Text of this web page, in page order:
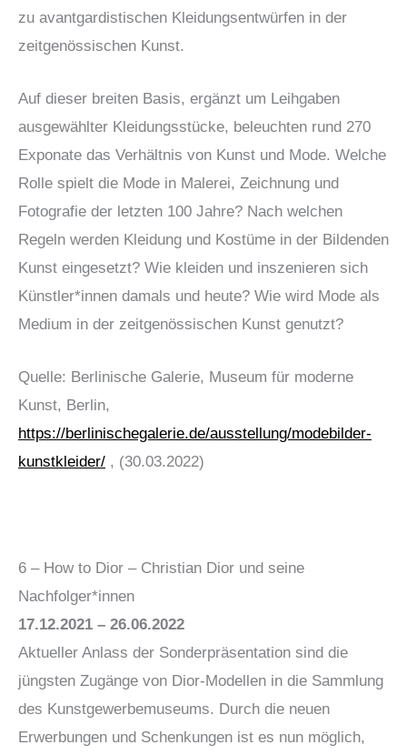
zu avantgardistischen Kleidungsentwürfen in der
zeitgenössischen Kunst.
Auf dieser breiten Basis, ergänzt um Leihgaben
ausgewählter Kleidungsstücke, beleuchten rund 270
Exponate das Verhältnis von Kunst und Mode. Welche
Rolle spielt die Mode in Malerei, Zeichnung und
Fotografie der letzten 100 Jahre? Nach welchen
Regeln werden Kleidung und Kostüme in der Bildenden
Kunst eingesetzt? Wie kleiden und inszenieren sich
Künstler*innen damals und heute? Wie wird Mode als
Medium in der zeitgenössischen Kunst genutzt?
Quelle: Berlinische Galerie, Museum für moderne
Kunst, Berlin,
https://berlinischegalerie.de/ausstellung/modebilder-
kunstkleider/ , (30.03.2022)
6 – How to Dior – Christian Dior und seine
Nachfolger*innen
17.12.2021 – 26.06.2022
Aktueller Anlass der Sonderpräsentation sind die
jüngsten Zugänge von Dior-Modellen in die Sammlung
des Kunstgewerbemuseums. Durch die neuen
Erwerbungen und Schenkungen ist es nun möglich,